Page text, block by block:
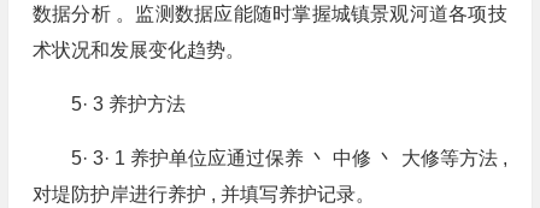
数据分析 。监测数据应能随时掌握城镇景观河道各项技
术状况和发展变化趋势。
5· 3 养护方法
5· 3· 1 养护单位应通过保养 丶 中修 丶 大修等方法 ,
对堤防护岸进行养护 , 并填写养护记录。